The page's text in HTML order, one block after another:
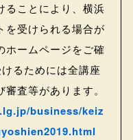
ることにより、横浜
を受けられる場合が
ホームページをご確
るためには全講座
査等があります。
business/keiz